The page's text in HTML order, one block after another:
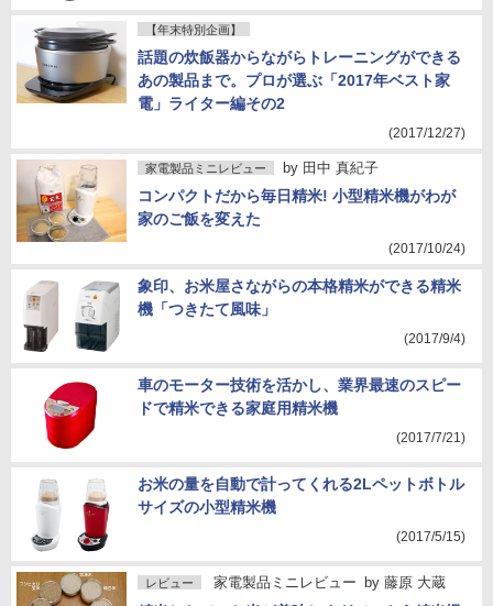
【年末特別企画】
話題の炊飯器からながらトレーニングができる
あの製品まで。プロが選ぶ「2017年ベスト家
電」ライター編その2
(2017/12/27)
家電製品ミニレビュー by 田中 真紀子
コンパクトだから毎日精米! 小型精米機がわが
家のご飯を変えた
(2017/10/24)
象印、お米屋さながらの本格精米ができる精米
機「つきたて風味」
(2017/9/4)
車のモーター技術を活かし、業界最速のスピー
ドで精米できる家庭用精米機
(2017/7/21)
お米の量を自動で計ってくれる2Lペットボトル
サイズの小型精米機
(2017/5/15)
レビュー 家電製品ミニレビュー by 藤原 大蔵